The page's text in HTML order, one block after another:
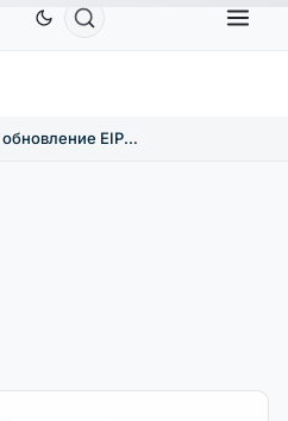
Tether USDT0,9991 $ BNBBNB
Ethereum и обновление EIP-4844: шаг вперед для блокчейна